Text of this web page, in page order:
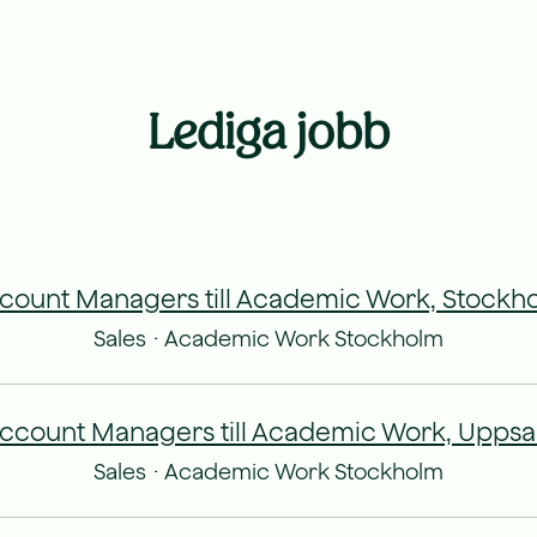
Lediga jobb
Managers till Academic Work,
Sales · Academic Work Stockholm
Managers till Academic Work,
Sales · Academic Work Stockholm